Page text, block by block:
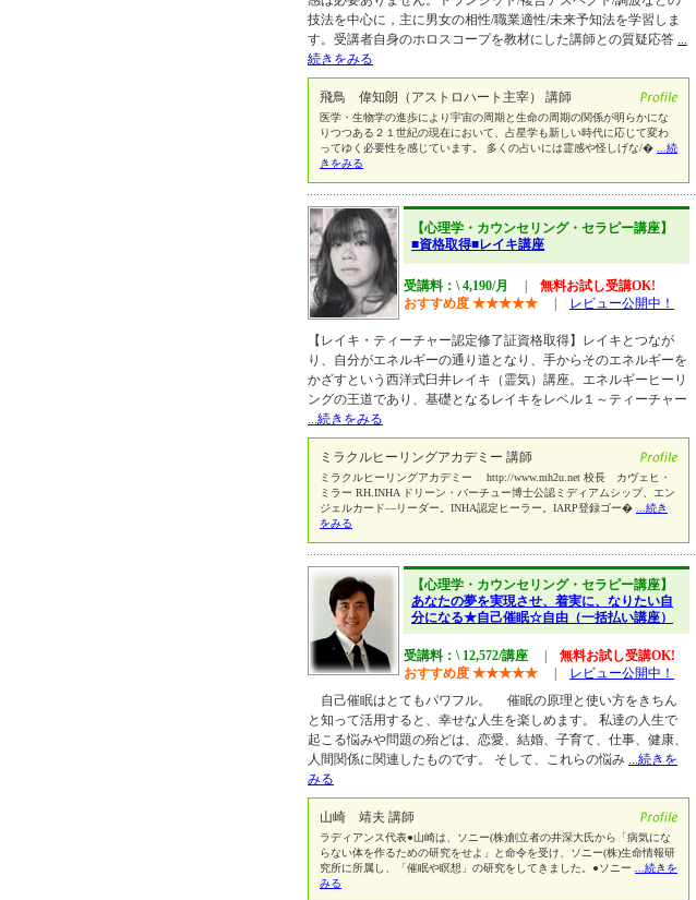
技法を中心に，主に男女の相性/職業適性/未来予知法を学習しま
す。受講者自身のホロスコープを教材にした講師との質疑応答 ...
続きをみる
飛鳥 偉知朗（アストロハート主宰） 講師
医学・生物学の進歩により宇宙の周期と生命の周期の関係が明らかにな
りつつある２１世紀の現在において、占星学も新しい時代に応じて変わ
ってゆく必要性を感じています。 多くの占いには霊感や怪しげな/�
...続
きをみる
【心理学・カウンセリング・セラピー講座】
■資格取得■レイキ講座
受講料：\ 4,190/月
無料お試し受講OK!
おすすめ度 ★★★★★ レビュー公開中！
【レイキ・ティーチャー認定修了証資格取得】レイキとつなが
り、自分がエネルギーの通り道となり、手からそのエネルギーを
かざすという西洋式臼井レイキ（霊気）講座。エネルギーヒーリ
ングの王道であり、基礎となるレイキをレベル１～ティーチャー
...続きをみる
ミラクルヒーリングアカデミー 講師
ミラクルヒーリングアカデミー http://www.mh2u.net 校長 カヴェヒ・
ミラー RH.INHA ドリーン・バーチュー博士公認ミディアムシップ、エン
ジェルカード―リーダー。INHA認定ヒーラー。IARP登録ゴー�
...続き
をみる
【心理学・カウンセリング・セラピー講座】
あなたの夢を実現させ、着実に、なりたい自
分になる★自己催眠☆自由（一括払い講座）
受講料：\ 12,572/講座
無料お試し受講OK!
おすすめ度 ★★★★★
レビュー公開中！
自己催眠はとてもパワフル。 催眠の原理と使い方をきちん
と知って活用すると、幸せな人生を楽しめます。 私達の人生で
起こる悩みや問題の殆どは、恋愛、結婚、子育て、仕事、健康、
人間関係に関連したものです。 そして、これらの悩み ...続きを
みる
山崎 靖夫 講師
ラディアンス代表●山崎は、ソニー(株)創立者の井深大氏から「病気にな
らない体を作るための研究をせよ」と命令を受け、ソニー(株)生命情報研
究所に所属し、「催眠や瞑想」の研究をしてきました。●ソニー
...続きを
みる